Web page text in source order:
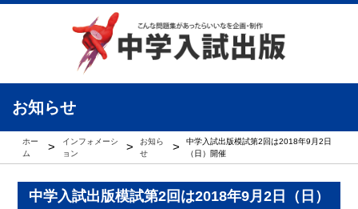
お知らせ
ホー
ム
>
インフォメーシ
ョン
>
お知ら
せ
>
中学入試出版模試第2回は2018年9月2日
（日）開催
中学入試出版模試第2回は2018年9月2日（日）